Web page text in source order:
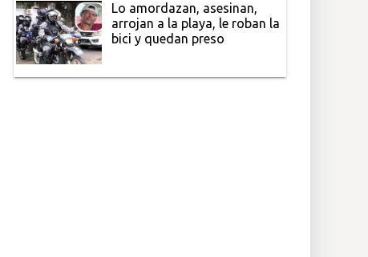
Lo amordazan, asesinan,
arrojan a la playa, le roban la
bici y quedan preso